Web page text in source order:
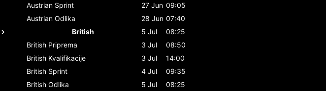
Austrian Sprint 27 Jun 09:05
Austrian Odlika 28 Jun 07:40
British
5 Jul
08:25
British Priprema 3 Jul
08:50
British Kvalifikacije 3 Jul
14:00
British Sprint 4 Jul
09:35
British Odlika 5 Jul
08:25